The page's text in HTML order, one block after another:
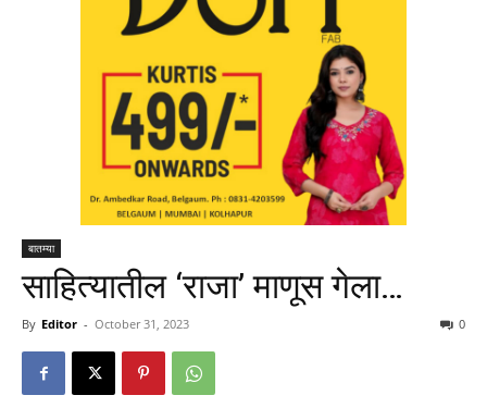
बातम्या
साहित्यातील ‘राजा’ माणूस गेला…
By Editor - October 31, 2023 0